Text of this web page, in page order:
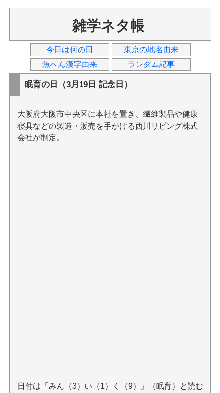
雑学ネタ帳
今日は何の日
東京の地名由来
魚へん漢字由来
ランダム記事
眠育の日（3月19日 記念日）
大阪府大阪市中央区に本社を置き、繊維製品や健康
寝具などの製造・販売を手がける西川リビング株式
会社が制定。
日付は「みん（3）い（1）く（9）」（眠育）と読む